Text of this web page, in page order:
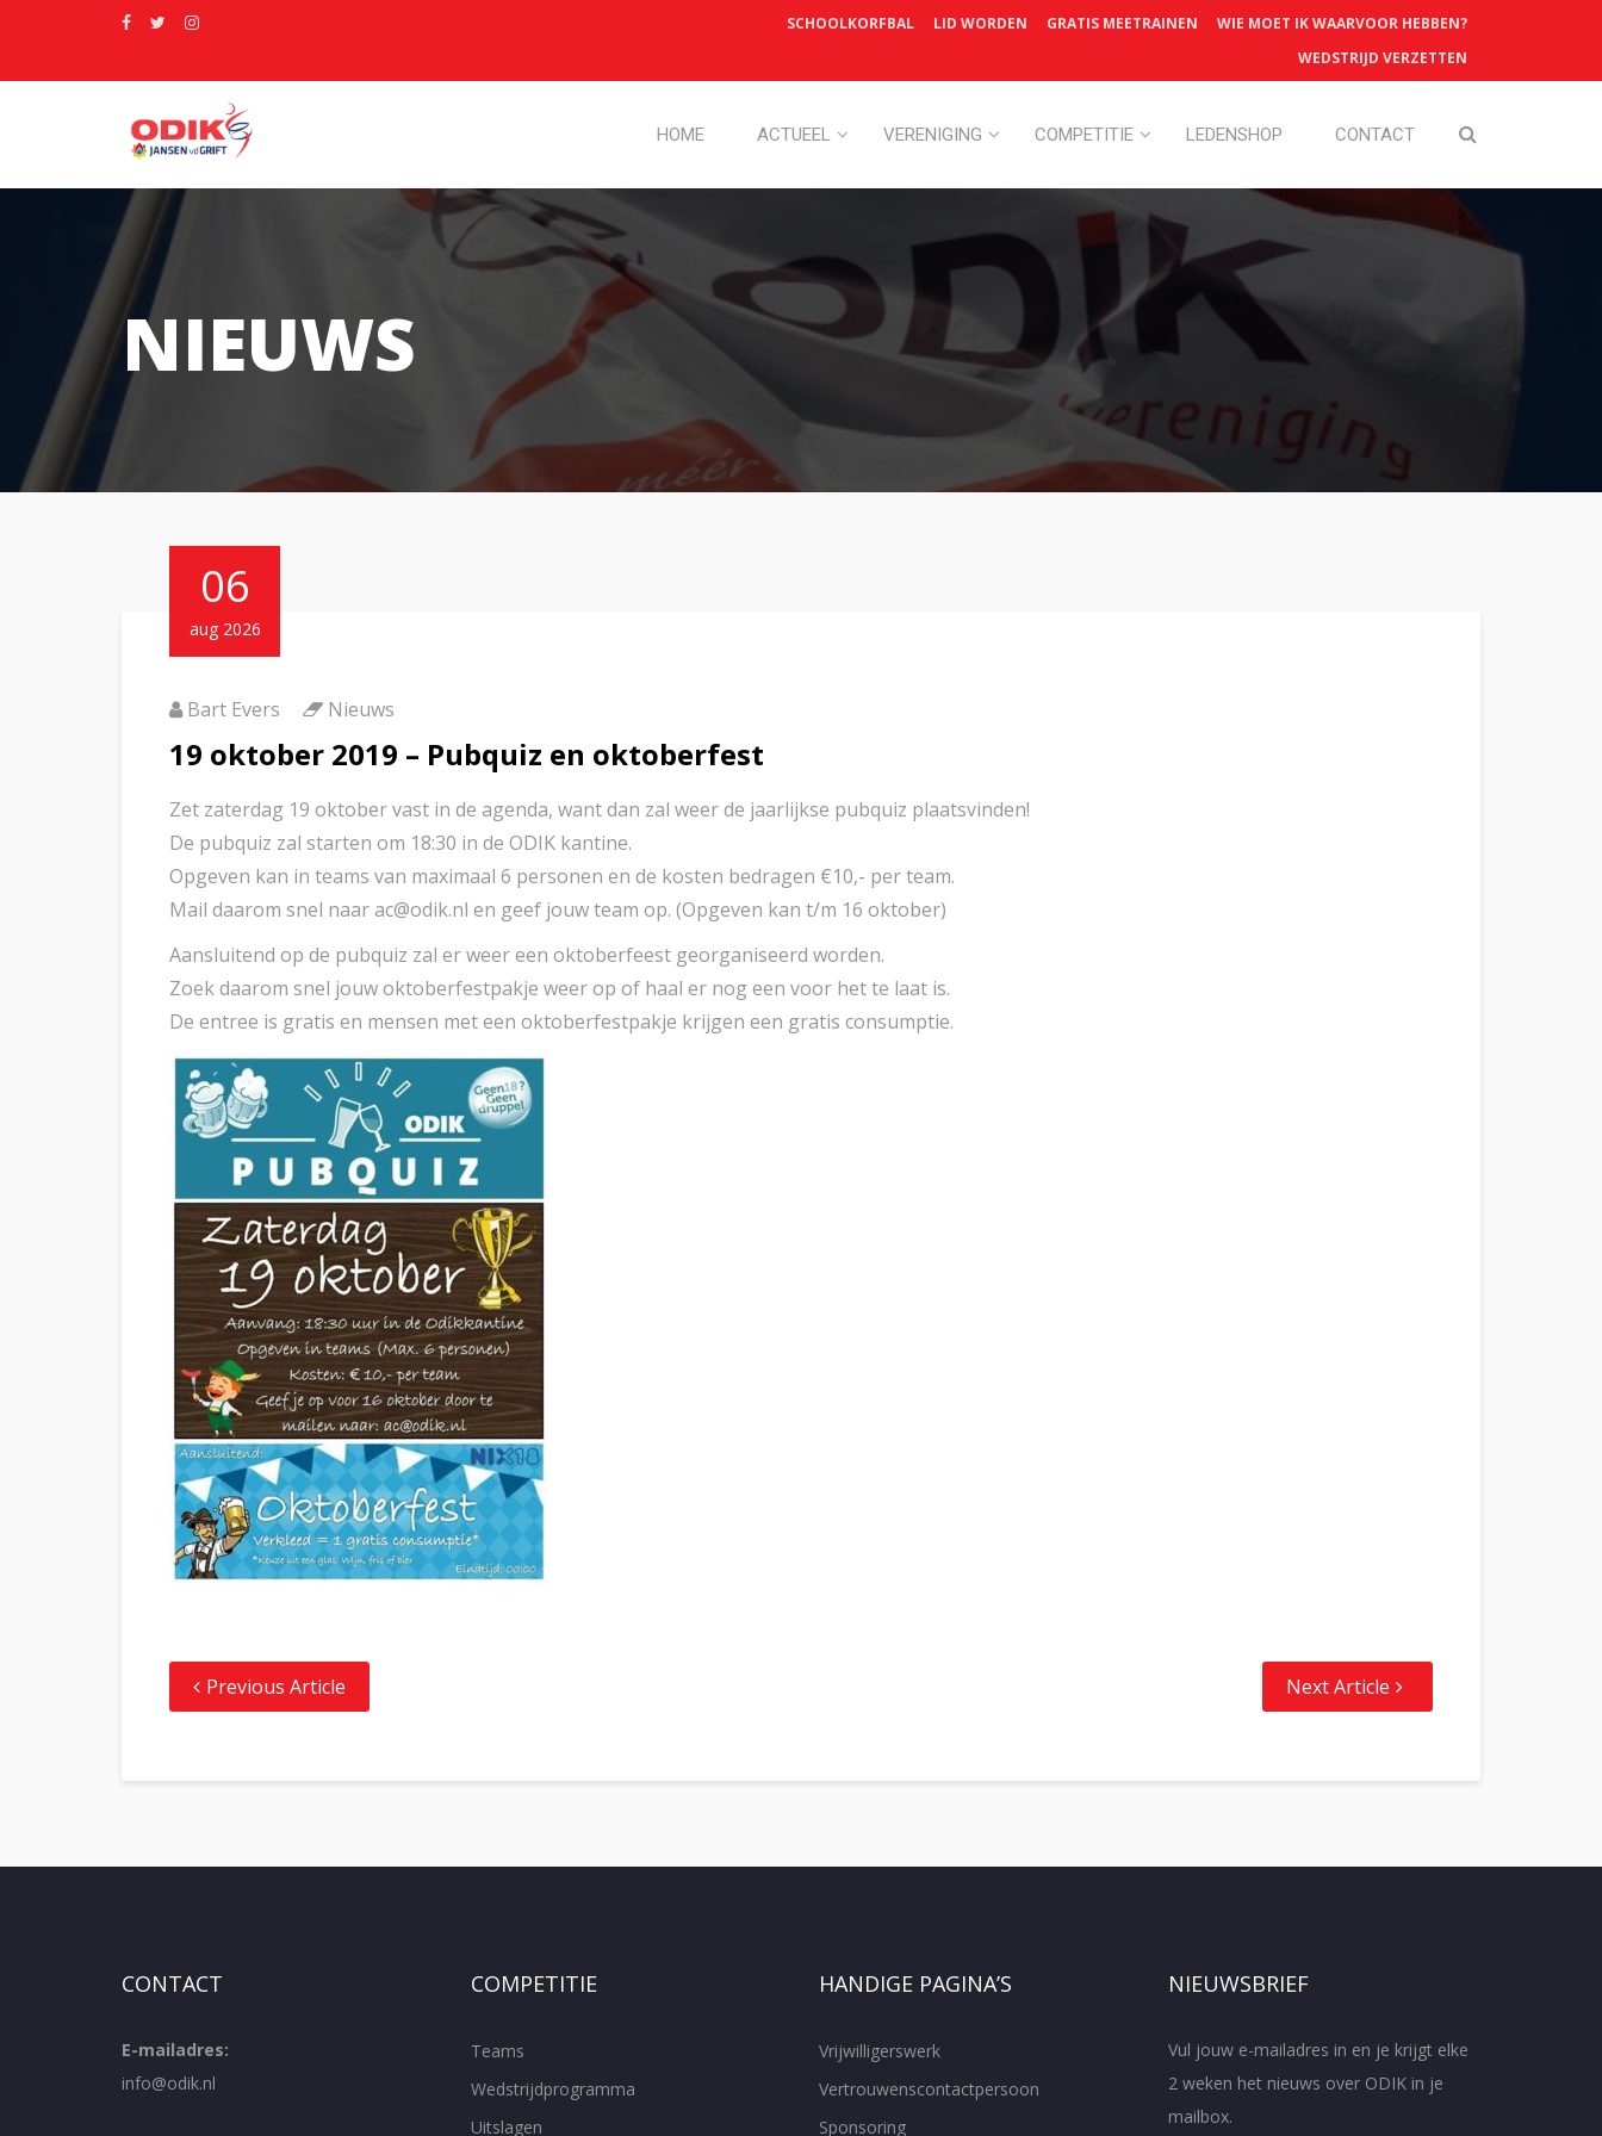
SCHOOLKORFBAL LID WORDEN GRATIS MEETRAINEN
WIE MOET IK WAARVOOR HEBBEN?
WEDSTRIJD VERZETTEN
HOME ACTUEEL VERENIGING COMPETITIE LEDENSHOP CONTACT
NIEUWS
06
aug 2026
Bart Evers Nieuws
19 oktober 2019 – Pubquiz en oktoberfest
Zet zaterdag 19 oktober vast in de agenda, want dan zal weer de jaarlijkse pubquiz plaatsvinden!
De pubquiz zal starten om 18:30 in de ODIK kantine.
Opgeven kan in teams van maximaal 6 personen en de kosten bedragen €10,- per team.
Mail daarom snel naar ac@odik.nl en geef jouw team op. (Opgeven kan t/m 16 oktober)
Aansluitend op de pubquiz zal er weer een oktoberfeest georganiseerd worden.
Zoek daarom snel jouw oktoberfestpakje weer op of haal er nog een voor het te laat is.
De entree is gratis en mensen met een oktoberfestpakje krijgen een gratis consumptie.
Previous Article Next Article
CONTACT
E-mailadres:
info@odik.nl
COMPETITIE
Teams
Wedstrijdprogramma
Uitslagen
HANDIGE PAGINA’S
Vrijwilligerswerk
Vertrouwenscontactpersoon
Sponsoring
NIEUWSBRIEF
Vul jouw e-mailadres in en je krijgt elke
2 weken het nieuws over ODIK in je
mailbox.